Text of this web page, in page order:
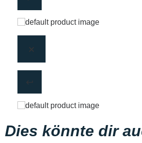
Dies könnte dir